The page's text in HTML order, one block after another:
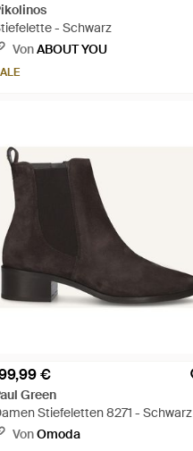
- Schwarz
VonABOUT YOU
€
Green
Stiefeletten 8271 - Schwarz
VonOmoda